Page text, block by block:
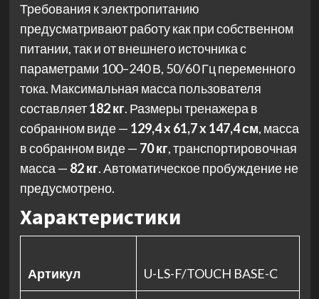
Требования к электропитанию
предусматривают работу как при собственном
питании, так и от внешнего источника с
параметрами 100–240 В, 50/60 Гц переменного
тока. Максимальная масса пользователя
составляет182 кг. Размеры тренажера в
собранном виде — 129,4 x 61,7 x 147,4 см, масса
в собранном виде — 70 кг, транспортировочная
масса — 82 кг. Автоматическое пробуждение не
предусмотрено.
Характеристики
Артикул U-LS-F/TOUCH BASE-C